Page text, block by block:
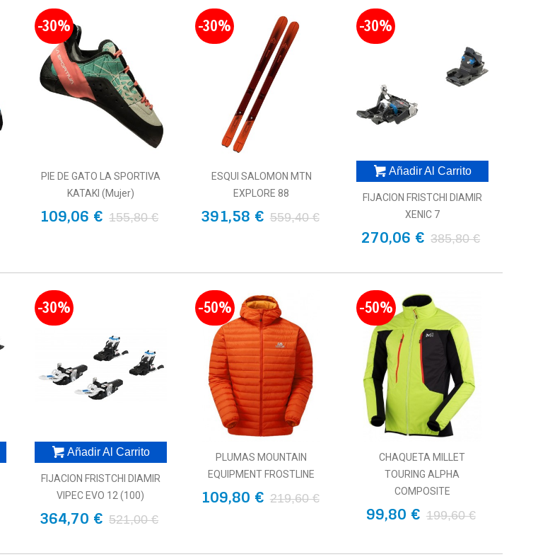
-30%
PIE DE GATO LA SPORTIVA
KATAKI (Mujer)
109,06 € 155,80 €
-30%
ESQUI SALOMON MTN
EXPLORE 88
391,58 € 559,40 €
-30%
Añadir Al Carrito
FIJACION FRISTCHI DIAMIR
XENIC 7
270,06 € 385,80 €
-30%
Añadir Al Carrito
FIJACION FRISTCHI DIAMIR
VIPEC EVO 12 (100)
364,70 € 521,00 €
-50%
PLUMAS MOUNTAIN
EQUIPMENT FROSTLINE
109,80 € 219,60 €
-50%
CHAQUETA MILLET
TOURING ALPHA
COMPOSITE
99,80 € 199,60 €